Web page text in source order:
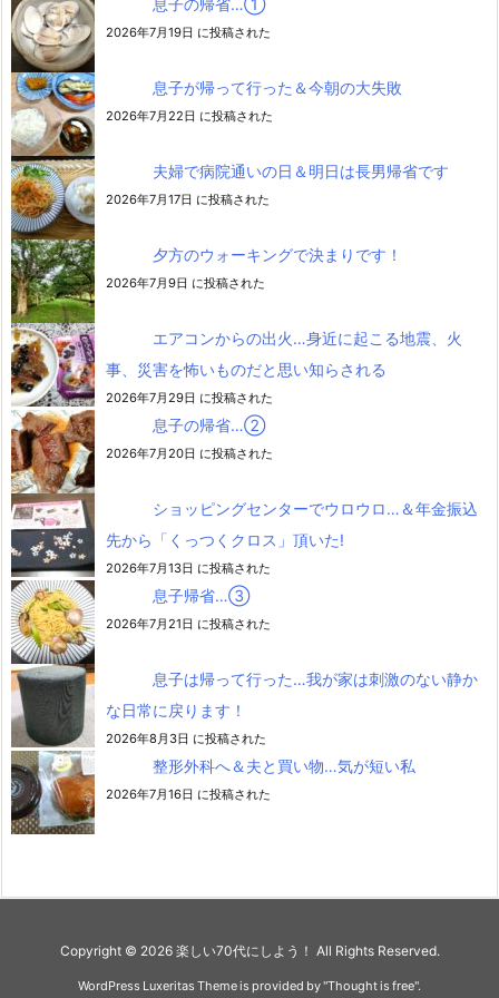
息子の帰省…➀
2026年7月19日 に投稿された
息子が帰って行った＆今朝の大失敗
2026年7月22日 に投稿された
夫婦で病院通いの日＆明日は長男帰省です
2026年7月17日 に投稿された
夕方のウォーキングで決まりです！
2026年7月9日 に投稿された
エアコンからの出火…身近に起こる地震、火
事、災害を怖いものだと思い知らされる
2026年7月29日 に投稿された
息子の帰省…②
2026年7月20日 に投稿された
ショッピングセンターでウロウロ…＆年金振込
先から「くっつくクロス」頂いた!
2026年7月13日 に投稿された
息子帰省…③
2026年7月21日 に投稿された
息子は帰って行った…我が家は刺激のない静か
な日常に戻ります！
2026年8月3日 に投稿された
整形外科へ＆夫と買い物…気が短い私
2026年7月16日 に投稿された
Copyright © 2026 楽しい70代にしよう！ All Rights Reserved.
WordPress Luxeritas Theme is provided by "Thought is free".